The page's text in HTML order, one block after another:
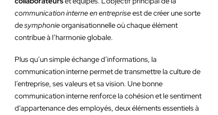
communication interne en entrepriseest de créer une sorte
desymphonieorganisationnelle où chaque élément
contribue à l’harmonie globale.
Plus qu’un simple échange d’informations, la
communication interne permet de transmettre la culture de
l’entreprise, ses valeurs et sa vision. Une bonne
communication interne renforce la cohésion et le sentiment
d’appartenance des employés, deux éléments essentiels à